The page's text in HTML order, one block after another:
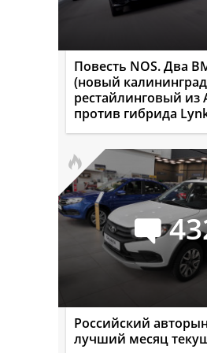
Повесть NOS. Два
(новый
рестайлинговый из
против гибрида
Российский
лучший месяц